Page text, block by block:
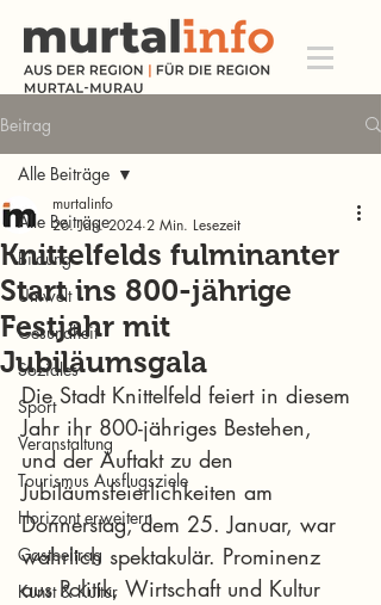
Beitrag
Alle Beiträge
Bildung
Umwelt
Gesundheit
Soziales
Sport
Veranstaltung
Tourismus Ausflugsziele
Horizont erweitern
Gastbeitrag
Kunst & Kultur
Alle Beiträge
Knittelfelds fulminanter
Start ins 800-jährige
Festjahr mit
Jubiläumsgala
murtalinfo
26. Jan. 2024 2 Min. Lesezeit
Die Stadt Knittelfeld feiert in diesem
Jahr ihr 800-jähriges Bestehen,
und der Auftakt zu den
Jubiläumsfeierlichkeiten am
Donnerstag, dem 25. Januar, war
wahrlich spektakulär. Prominenz
aus Politik, Wirtschaft und Kultur